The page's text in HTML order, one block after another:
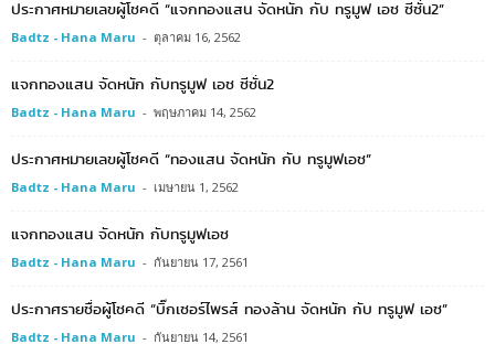
ประกาศหมายเลขผู้โชคดี “แจกทองแสน จัดหนัก กับ ทรูมูฟ เอช ซีซั่น2”
Badtz - Hana Maru - ตุลาคม 16, 2562
แจกทองแสน จัดหนัก กับทรูมูฟ เอช ซีซั่น2
Badtz - Hana Maru - พฤษภาคม 14, 2562
ประกาศหมายเลขผู้โชคดี “ทองแสน จัดหนัก กับ ทรูมูฟเอช”
Badtz - Hana Maru - เมษายน 1, 2562
แจกทองแสน จัดหนัก กับทรูมูฟเอช
Badtz - Hana Maru - กันยายน 17, 2561
ประกาศรายชื่อผู้โชคดี “บิ๊กเซอร์ไพรส์ ทองล้าน จัดหนัก กับ ทรูมูฟ เอช”
Badtz - Hana Maru - กันยายน 14, 2561